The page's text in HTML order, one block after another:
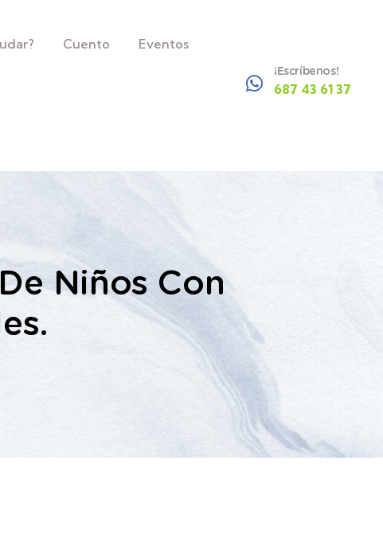
Cuento Eventos
¡Escríbenos!
687 43 61 37
Niños Con